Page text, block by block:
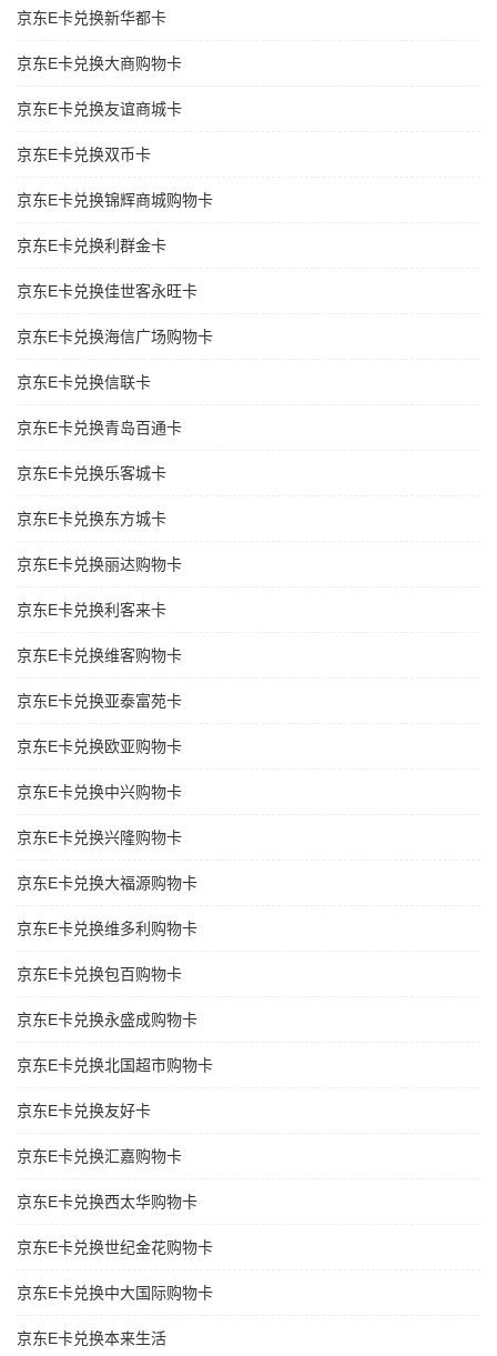
京东E卡兑换新华都卡
京东E卡兑换大商购物卡
京东E卡兑换友谊商城卡
京东E卡兑换双币卡
京东E卡兑换锦辉商城购物卡
京东E卡兑换利群金卡
京东E卡兑换佳世客永旺卡
京东E卡兑换海信广场购物卡
京东E卡兑换信联卡
京东E卡兑换青岛百通卡
京东E卡兑换乐客城卡
京东E卡兑换东方城卡
京东E卡兑换丽达购物卡
京东E卡兑换利客来卡
京东E卡兑换维客购物卡
京东E卡兑换亚泰富苑卡
京东E卡兑换欧亚购物卡
京东E卡兑换中兴购物卡
京东E卡兑换兴隆购物卡
京东E卡兑换大福源购物卡
京东E卡兑换维多利购物卡
京东E卡兑换包百购物卡
京东E卡兑换永盛成购物卡
京东E卡兑换北国超市购物卡
京东E卡兑换友好卡
京东E卡兑换汇嘉购物卡
京东E卡兑换西太华购物卡
京东E卡兑换世纪金花购物卡
京东E卡兑换中大国际购物卡
京东E卡兑换本来生活